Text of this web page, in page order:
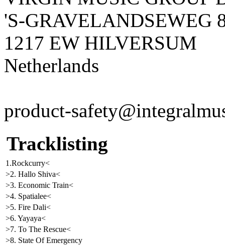
'S-GRAVELANDSEWEG
1217 EW HILVERSUM
Netherlands
product-
Tracklisting
1.Rockcurry<
>2. Hallo Shiva<
>3. Economic Train<
>4. Spatialee<
>5. Fire Dali<
>6. Yayaya<
>7. To The Rescue<
>8. State Of Emergency